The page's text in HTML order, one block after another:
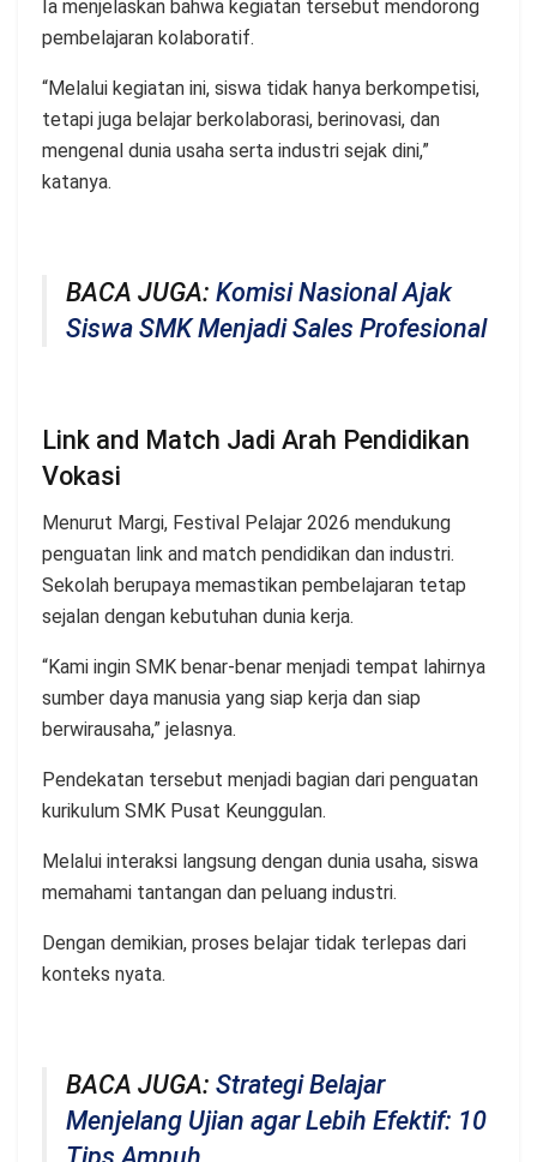
Ia menjelaskan bahwa kegiatan tersebut mendorong
pembelajaran kolaboratif.
“Melalui kegiatan ini, siswa tidak hanya berkompetisi,
tetapi juga belajar berkolaborasi, berinovasi, dan
mengenal dunia usaha serta industri sejak dini,”
katanya.
BACA JUGA: Komisi Nasional Ajak
Siswa SMK Menjadi Sales Profesional
Link and Match Jadi Arah Pendidikan
Vokasi
Menurut Margi, Festival Pelajar 2026 mendukung
penguatan link and match pendidikan dan industri.
Sekolah berupaya memastikan pembelajaran tetap
sejalan dengan kebutuhan dunia kerja.
“Kami ingin SMK benar-benar menjadi tempat lahirnya
sumber daya manusia yang siap kerja dan siap
berwirausaha,” jelasnya.
Pendekatan tersebut menjadi bagian dari penguatan
kurikulum SMK Pusat Keunggulan.
Melalui interaksi langsung dengan dunia usaha, siswa
memahami tantangan dan peluang industri.
Dengan demikian, proses belajar tidak terlepas dari
konteks nyata.
BACA JUGA: Strategi Belajar
Menjelang Ujian agar Lebih Efektif: 10